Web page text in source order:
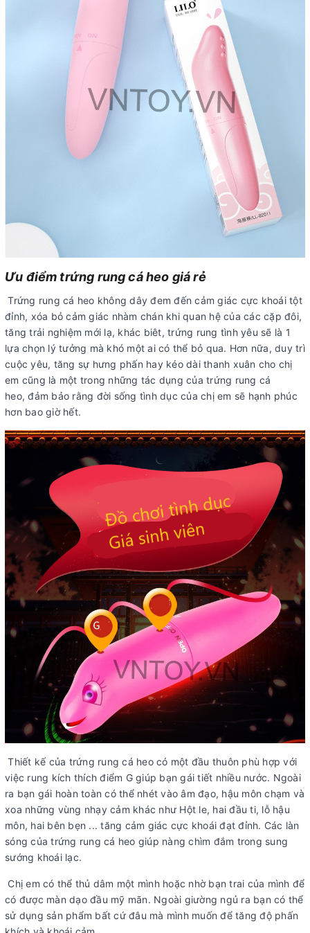
Ưu điểm trứng rung cá heo giá rẻ
Trứng rung cá heo không dây đem đến cảm giác cực khoái tột
đỉnh, xóa bỏ cảm giác nhàm chán khi quan hệ của các cặp đôi,
tăng trải nghiệm mới lạ, khác biêt, trứng rung tình yêu sẽ là 1
lựa chọn lý tưởng mà khó một ai có thể bỏ qua. Hơn nữa, duy trì
cuộc yêu, tăng sự hưng phấn hay kéo dài thanh xuân cho chị
em cũng là một trong những tác dụng của trứng rung cá
heo, đảm bảo rằng đời sống tình dục của chị em sẽ hạnh phúc
hơn bao giờ hết.
Thiết kế của trứng rung cá heo có một đầu thuôn phù hợp với
việc rung kích thích điểm G giúp bạn gái tiết nhiều nước. Ngoài
ra bạn gái hoàn toàn có thể nhét vào âm đạo, hậu môn chạm và
xoa những vùng nhạy cảm khác như Hột le, hai đầu ti, lỗ hậu
môn, hai bên bẹn ... tăng cảm giác cực khoái đạt đỉnh. Các làn
sóng của trứng rung cá heo giúp nàng chìm đắm trong sung
sướng khoái lạc.
Chị em có thể thủ dâm một mình hoặc nhờ bạn trai của mình để
có được màn dạo đầu mỹ mãn. Ngoài giường ngủ ra bạn có thể
sử dụng sản phẩm bất cứ đâu mà mình muốn để tăng độ phấn